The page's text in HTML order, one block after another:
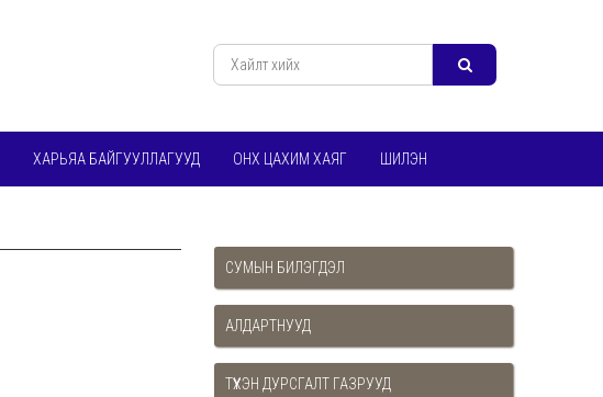
ХАРЬЯА БАЙГУУЛЛАГУУД ОНХ ЦАХИМ ХАЯГ ШИЛЭН
СУМЫН БИЛЭГДЭЛ
АЛДАРТНУУД
ТҮҮХЭН ДУРСГАЛТ ГАЗРУУД